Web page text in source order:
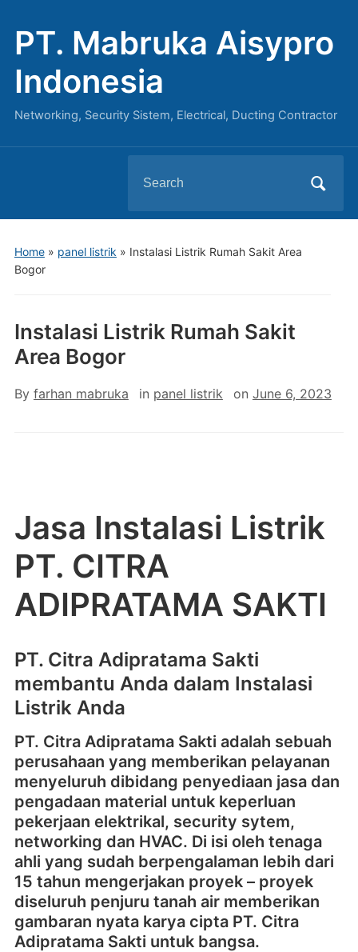
PT. Mabruka Aisypro
Indonesia
Networking, Security Sistem, Electrical, Ducting Contractor
for:
Home» panel listrik » Instalasi Listrik Rumah Sakit Area
Bogor
Instalasi Listrik Rumah Sakit
Area Bogor
By farhan mabruka in panel listrik on June 6, 2023
Jasa Instalasi Listrik
PT. CITRA
ADIPRATAMA SAKTI
PT. Citra Adipratama Sakti
membantu Anda dalam Instalasi
Listrik Anda
PT. Citra Adipratama Sakti adalah sebuah
perusahaan yang memberikan pelayanan
menyeluruh dibidang penyediaan jasa dan
pengadaan material untuk keperluan
pekerjaan elektrikal, security sytem,
networking dan HVAC. Di isi oleh tenaga
ahli yang sudah berpengalaman lebih dari
15 tahun mengerjakan proyek – proyek
diseluruh penjuru tanah air memberikan
gambaran nyata karya cipta PT. Citra
Adipratama Sakti untuk bangsa.